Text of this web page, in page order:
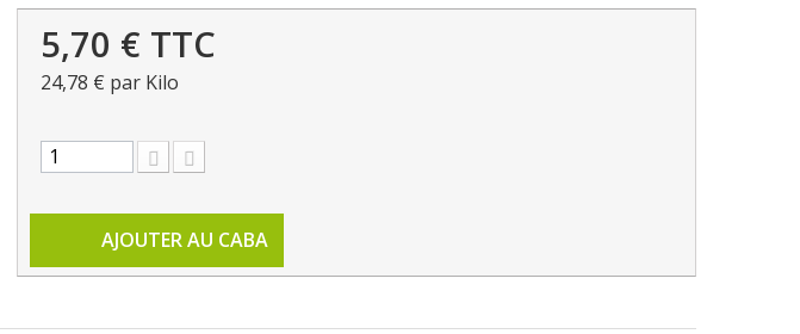
5,70 € TTC
24,78 € par Kilo
AJOUTER AU CABA